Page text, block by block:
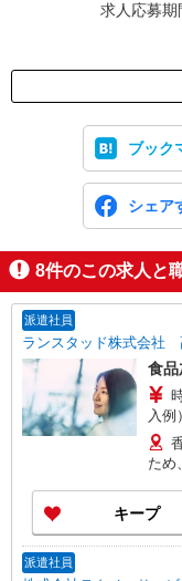
求人応募
ブック
シェア
8件のこの求人と
派遣社員
ランスタッド株式会社
食品
入例
務
支給
週間
ため
キープ
派遣社員